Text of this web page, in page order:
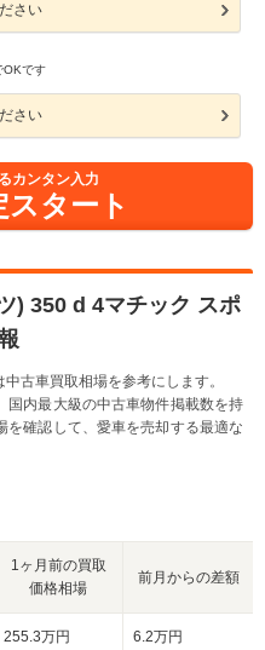
さい
OKです
さい
カンタン入力
スタート
) 350 d 4マチック スポ
古車買取相場を参考にします。
国内最大級の中古車物件掲載数を持
確認して、愛車を売却する最適な
1ヶ月前の買取
価格相場
前月からの差額
255.3万円 6.2万円